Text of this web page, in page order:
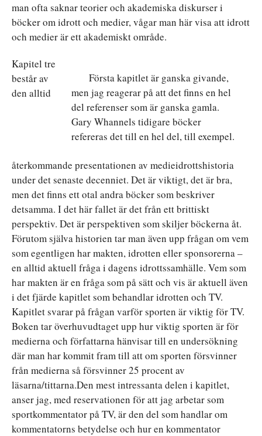
man ofta saknar teorier och akademiska diskurser i
böcker om idrott och medier, vågar man här visa att idrott
och medier är ett akademiskt område.
Första kapitlet är ganska givande,
men jag reagerar på att det finns en hel
del referenser som är ganska gamla.
Gary Whannels tidigare böcker
refereras det till en hel del, till exempel.
Kapitel tre
består av
den alltid
återkommande presentationen av medieidrottshistoria
under det senaste decenniet. Det är viktigt, det är bra,
men det finns ett otal andra böcker som beskriver
detsamma. I det här fallet är det från ett brittiskt
perspektiv. Det är perspektiven som skiljer böckerna åt.
Förutom själva historien tar man även upp frågan om vem
som egentligen har makten, idrotten eller sponsorerna –
en alltid aktuell fråga i dagens idrottssamhälle. Vem som
har makten är en fråga som på sätt och vis är aktuell även
i det fjärde kapitlet som behandlar idrotten och TV.
Kapitlet svarar på frågan varför sporten är viktig för TV.
Boken tar överhuvudtaget upp hur viktig sporten är för
medierna och författarna hänvisar till en undersökning
där man har kommit fram till att om sporten försvinner
från medierna så försvinner 25 procent av
läsarna/tittarna.Den mest intressanta delen i kapitlet,
anser jag, med reservationen för att jag arbetar som
sportkommentator på TV, är den del som handlar om
kommentatorns betydelse och hur en kommentator